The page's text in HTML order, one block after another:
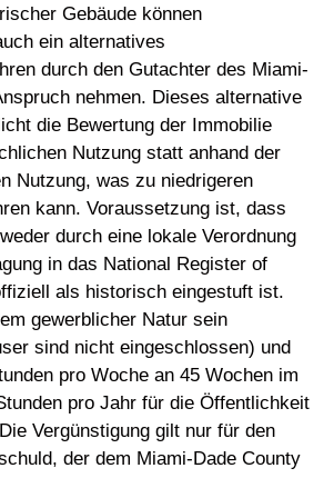
Gebäude können
ein alternatives
durch den Gutachter des Miami-
nehmen. Dieses alternative
die Bewertung der Immobilie
Nutzung statt anhand der
Nutzung, was zu niedrigeren
kann. Voraussetzung ist, dass
durch eine lokale Verordnung
in das National Register of
als historisch eingestuft ist.
gewerblicher Natur sein
sind nicht eingeschlossen) und
pro Woche an 45 Wochen im
pro Jahr für die Öffentlichkeit
Vergünstigung gilt nur für den
der dem Miami-Dade County